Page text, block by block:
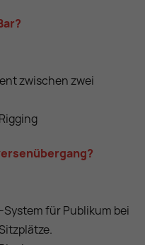
zwischen zwei
für Publikum bei